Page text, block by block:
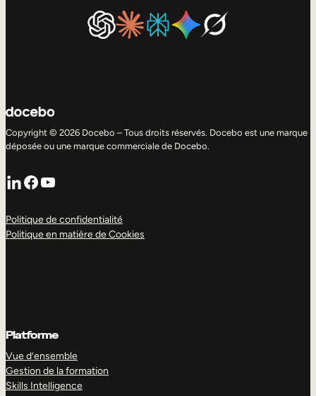
Copyright © 2026 Docebo – Tous droits réservés. Docebo est une marque
déposée ou une marque commerciale de Docebo.
LinkedIn
Facebook
YouTube
Politique de confidentialité
Politique en matière de Cookies
Platforme
Vue d’ensemble
Gestion de la formation
Skills Intelligence